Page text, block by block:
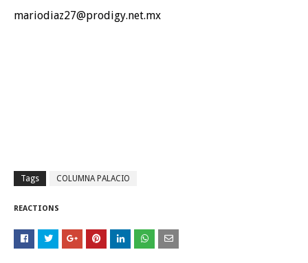
mariodiaz27@prodigy.net.mx
Tags COLUMNA PALACIO
REACTIONS